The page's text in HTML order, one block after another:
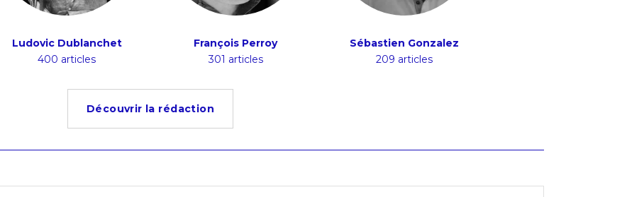
Ludovic Dublanchet
400 articles
François Perroy
301 articles
Sébastien Gonzalez
209 articles
Découvrir la rédaction